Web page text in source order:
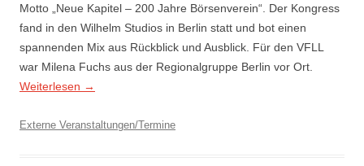
Motto „Neue Kapitel – 200 Jahre Börsenverein“. Der Kongress
fand in den Wilhelm Studios in Berlin statt und bot einen
spannenden Mix aus Rückblick und Ausblick. Für den VFLL
war Milena Fuchs aus der Regionalgruppe Berlin vor Ort.
Weiterlesen →
Externe Veranstaltungen/Termine